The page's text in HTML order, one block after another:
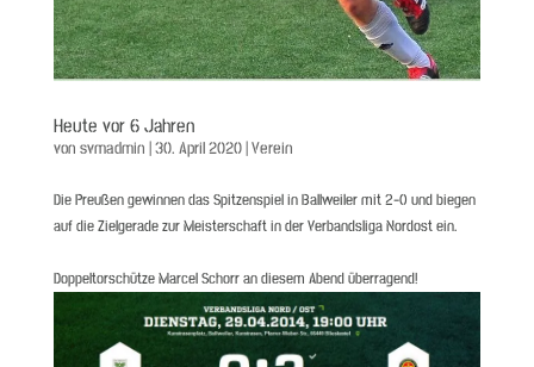
Heute vor 6 Jahren
von svmadmin |30. April 2020|Verein
Die Preußen gewinnen das Spitzenspiel in Ballweiler mit 2-0 und biegen
auf die Zielgerade zur Meisterschaft in der Verbandsliga Nordost ein.
Doppeltorschütze Marcel Schorr an diesem Abend überragend!